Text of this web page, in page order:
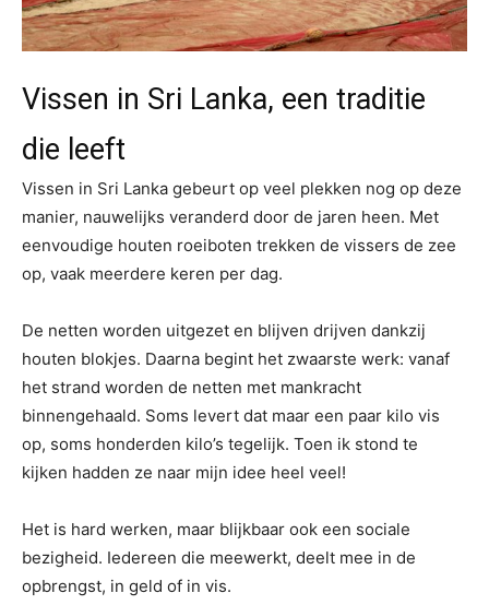
Vissen in Sri Lanka, een traditie
die leeft
Vissen in Sri Lanka gebeurt op veel plekken nog op deze
manier, nauwelijks veranderd door de jaren heen. Met
eenvoudige houten roeiboten trekken de vissers de zee
op, vaak meerdere keren per dag.
De netten worden uitgezet en blijven drijven dankzij
houten blokjes. Daarna begint het zwaarste werk: vanaf
het strand worden de netten met mankracht
binnengehaald. Soms levert dat maar een paar kilo vis
op, soms honderden kilo’s tegelijk. Toen ik stond te
kijken hadden ze naar mijn idee heel veel!
Het is hard werken, maar blijkbaar ook een sociale
bezigheid. Iedereen die meewerkt, deelt mee in de
opbrengst, in geld of in vis.